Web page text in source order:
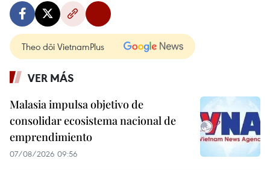
Theo dõi VietnamPlus
VER MÁS
Malasia impulsa objetivo de
consolidar ecosistema nacional de
emprendimiento
07/08/2026 09:56